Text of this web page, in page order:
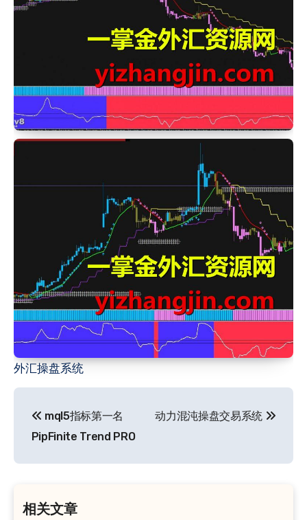
外汇操盘系统
章
导
mql5指标第一名
PipFinite Trend PRO
动力混沌操盘交易系统
相关文章